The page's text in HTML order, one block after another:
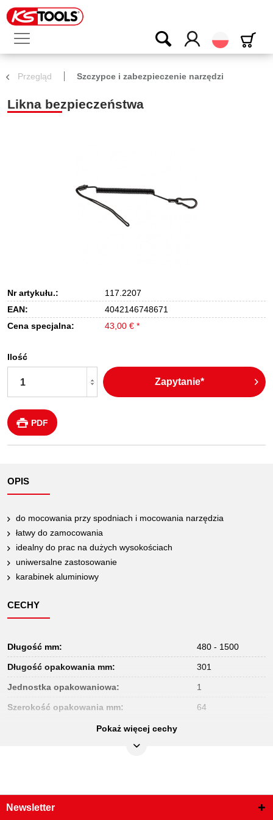
Polski
Przegląd Szczypce i zabezpieczenie narzędzi
Likna bezpieczeństwa
Nr artykułu.:
117.2207
EAN:
4042146748671
Cena specjalna:
43,00 € *
Ilość
Zapytanie*
PDF
OPIS
do mocowania przy spodniach i mocowania narzędzia
łatwy do zamocowania
idealny do prac na dużych wysokościach
uniwersalne zastosowanie
karabinek aluminiowy
CECHY
Długość mm: 480 - 1500
Długość opakowania mm: 301
Jednostka opakowaniowa: 1
Szerokość opakowania mm: 64
Pokaż więcej cechy
Newsletter